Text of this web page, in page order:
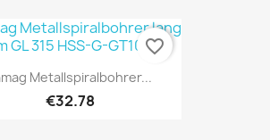
Metallspiralbohrer...
€32.78
favorite_border